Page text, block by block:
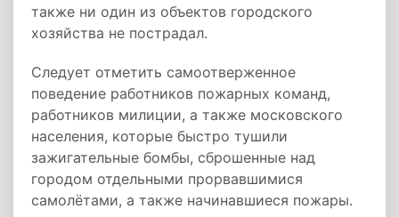
также ни один из объектов городского
хозяйства не пострадал.
Следует отметить самоотверженное
поведение работников пожарных команд,
работников милиции, а также московского
населения, которые быстро тушили
зажигательные бомбы, сброшенные над
городом отдельными прорвавшимися
самолётами, а также начинавшиеся пожары.